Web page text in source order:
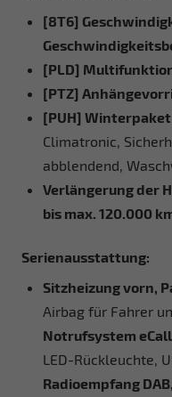
[8T6]
[PLD]
[PTZ]
[PUH]
Climatronic,
abblendend,
Verlängerung der
bis max. 120.000
Serienausstattung:
Sitzheizung vorn,
Airbag für Fahrer
Notrufsystem eCall
LED-Rückleuchte,
Radioempfang